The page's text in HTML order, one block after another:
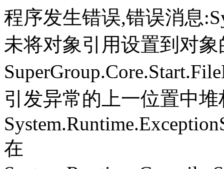
程序发生错误,错误消息
未将对象引用设置到对
引发异常的上一位置中
在